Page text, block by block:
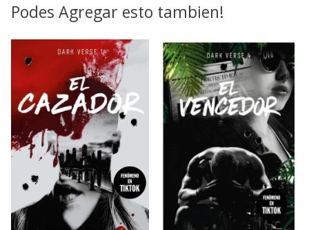
Podes Agregar esto tambien!